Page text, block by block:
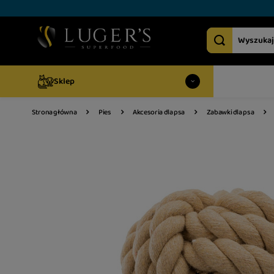
Sklep
Strona główna Pies Akcesoria dla psa Zabawki dla psa